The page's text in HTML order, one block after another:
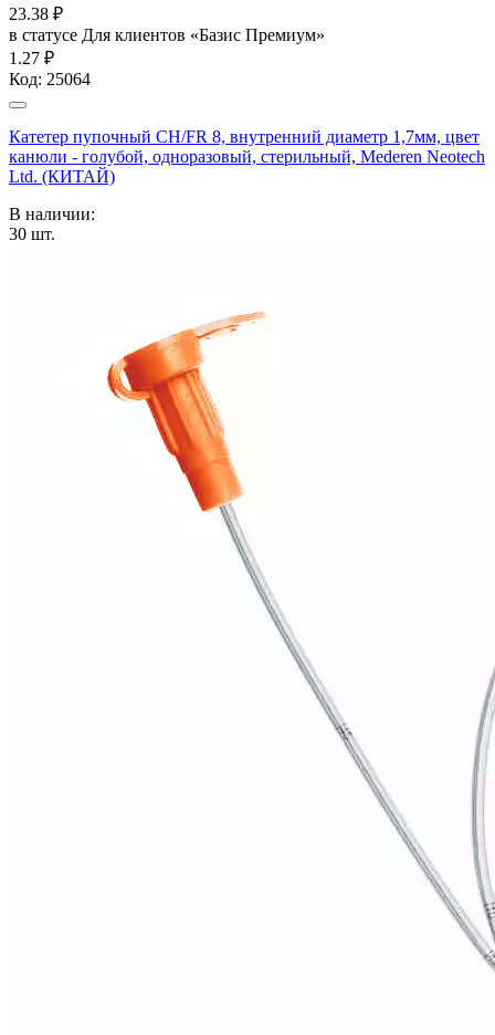
23.38 ₽
в статусе Для клиентов «Базис Премиум»
1.27 ₽
Код: 25064
Катетер пупочный СН/FR 8, внутренний диаметр 1,7мм, цвет
канюли - голубой, одноразовый, стерильный, Mederen Neotech
Ltd. (КИТАЙ)
В наличии:
30 шт.